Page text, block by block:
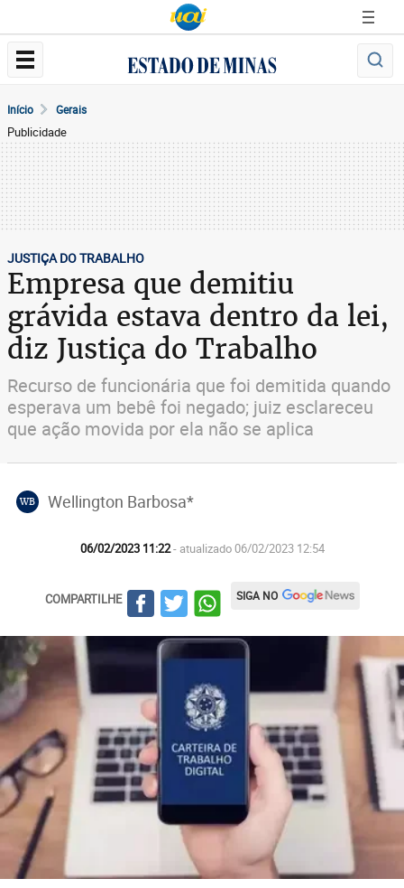
Início Gerais
Publicidade
JUSTIÇA DO TRABALHO
Empresa que demitiu
grávida estava dentro da lei,
diz Justiça do Trabalho
Recurso de funcionária que foi demitida quando
esperava um bebê foi negado; juiz esclareceu
que ação movida por ela não se aplica
WB Wellington Barbosa*
06/02/2023 11:22- atualizado 06/02/2023 12:54
COMPARTILHE SIGA NO